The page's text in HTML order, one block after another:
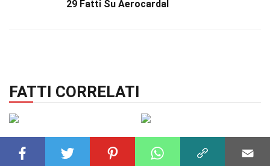
29 Fatti Su Aerocardal
FATTI CORRELATI